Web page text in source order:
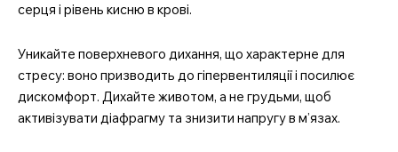
серця і рівень кисню в крові.
Уникайте поверхневого дихання, що характерне для
стресу: воно призводить до гіпервентиляції і посилює
дискомфорт. Дихайте животом, а не грудьми, щоб
активізувати діафрагму та знизити напругу в м’язах.